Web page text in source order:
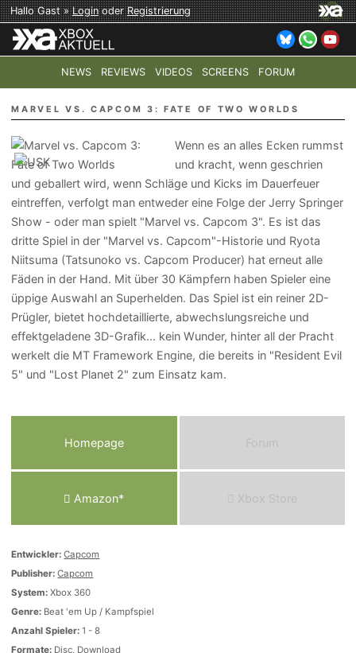
Hallo Gast »LoginoderRegistrierung
NEWS REVIEWS VIDEOS SCREENS FORUM
TOP-THEMEN: COD: MODERN WARFARE 4 HALO:
MARVEL VS. CAPCOM 3: FATE OF TWO WORLDS
Wenn es an alles Ecken rummst
und kracht, wenn geschrien
und geballert wird, wenn Schläge und Kicks im Dauerfeuer
eintreffen, verfolgt man entweder eine Folge der Jerry Springer
Show - oder man spielt "Marvel vs. Capcom 3". Es ist das
dritte Spiel in der "Marvel vs. Capcom"-Historie und Ryota
Niitsuma (Tatsunoko vs. Capcom Producer) hat erneut alle
Fäden in der Hand. Mit über 30 Kämpfern haben Spieler eine
üppige Auswahl an Superhelden. Das Spiel ist ein reiner 2D-
Prügler, bietet hochdetaillierte, abwechslungsreiche und
effektgeladene 3D-Grafik... kein Wunder, hinter all der Pracht
werkelt die MT Framework Engine, die bereits in "Resident Evil
5" und "Lost Planet 2" zum Einsatz kam.
Homepage Forum
Amazon* Xbox Store
Entwickler: Capcom
Publisher: Capcom
System: Xbox 360
Genre: Beat 'em Up / Kampfspiel
Anzahl Spieler: 1 - 8
Formate: Disc, Download